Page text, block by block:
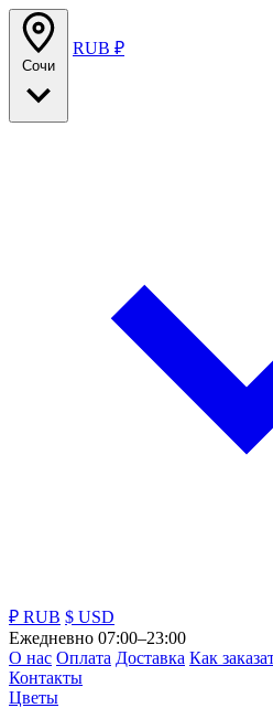
Сочи
RUB ₽
₽ RUB $ USD
Ежедневно 07:00–23:00
О нас Оплата Доставка Как
Контакты
Цветы